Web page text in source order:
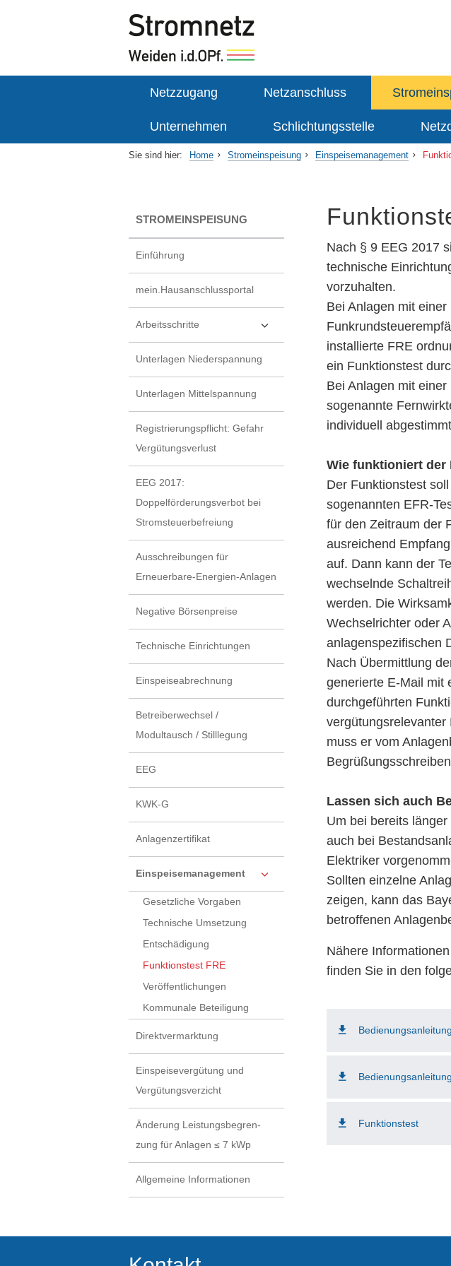
Netzzugang Netzanschluss
Unternehmen Schlichtungsstelle
Sie sind hier: Home Stromeinspeisung Einspeisemanagement
STROMEINSPEISUNG
Einführung
mein.Hausanschlussportal
Arbeitsschritte
Unterlagen Niederspannung
Unterlagen Mittelspannung
Registrierungspflicht: Gefahr
Vergütungsverlust
EEG 2017:
Doppelförderungsverbot bei
Stromsteuerbefreiung
Ausschreibungen für
Erneuerbare-Energien-Anlagen
Negative Börsenpreise
Technische Einrichtungen
Einspeiseabrechnung
Betreiberwechsel /
Modultausch / Stilllegung
EEG
KWK-G
Anlagenzertifikat
Einspeisemanagement
Gesetzliche Vorgaben
Technische Umsetzung
Entschädigung
Funktionstest FRE
Veröffentlichungen
Kommunale Beteiligung
Direktvermarktung
Einspeisevergütung und
Vergütungsverzicht
Änderung Leistungsbegren-
zung für Anlagen ≤ 7 kWp
Allgemeine Informationen
Nach § 9 EEG 2017
technische
vorzuhalten.
Bei Anlagen mit
installierte FRE
ein Funktionstest
Bei Anlagen mit
sogenannte
individuell
Wie funktioniert der
Der Funktionstest
sogenannten EFR-
für den Zeitraum der
ausreichend
auf. Dann kann der
wechselnde
werden. Die
Wechselrichter oder
anlagenspezifischen
Nach Übermittlung
generierte E-Mail mit
durchgeführten
vergütungsrelevanter
muss er vom
Lassen sich auch
Um bei bereits
auch bei
Elektriker
Sollten einzelne
zeigen, kann das
betroffenen
Nähere
finden Sie in den
Funktionstest